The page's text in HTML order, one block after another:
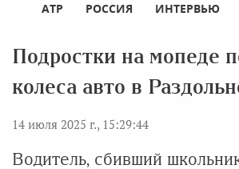
АТР
РОССИЯ ИНТЕРВЬЮ
Подростки на мопеде
колеса авто в
14 июля 2025 г., 15:29:44
Водитель, сбивший